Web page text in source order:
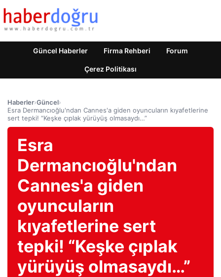
Güncel Haberler Firma Rehberi Forum
Çerez Politikası
Haberler›Güncel›
Esra Dermancıoğlu'ndan Cannes'a giden oyuncuların kıyafetlerine
sert tepki! “Keşke çıplak yürüyüş olmasaydı…”
Esra
Dermancıoğlu'ndan
Cannes'a giden
oyuncuların
kıyafetlerine sert
tepki! “Keşke çıplak
yürüyüş olmasaydı…”